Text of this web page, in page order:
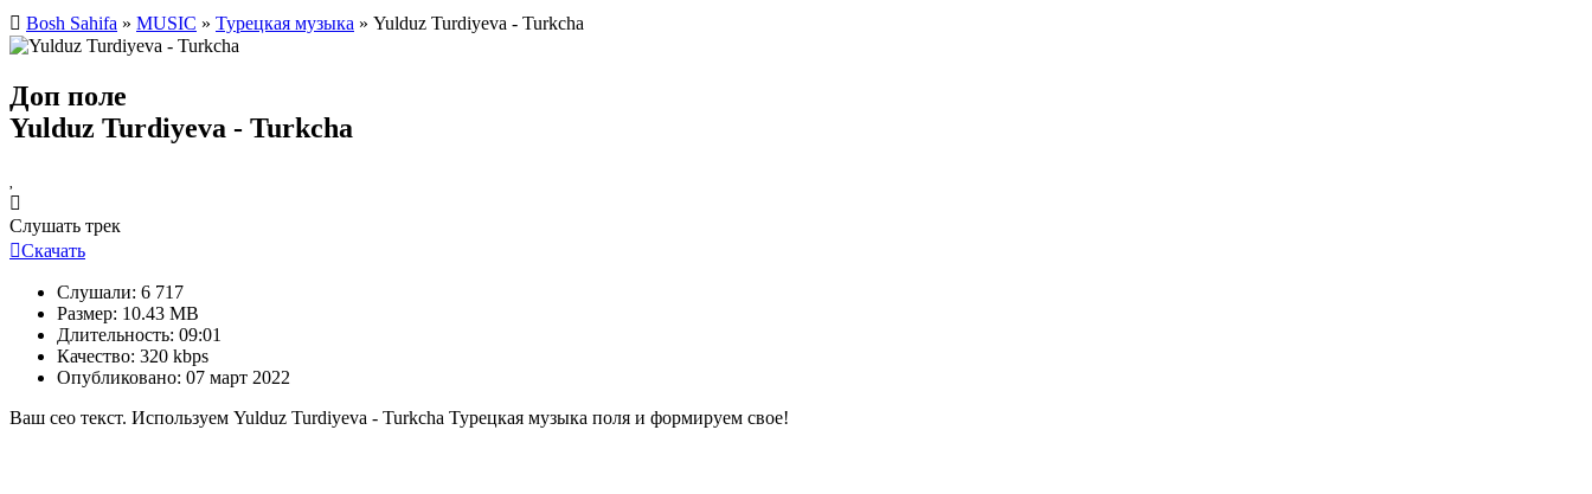
Bosh Sahifa » MUSIC » Турецкая музыка » Yulduz Turdiyeva - Turkcha
Доп поле
Yulduz Turdiyeva - Turkcha
Слушать трек
Скачать
Слушали: 6 717
Размер: 10.43 MB
Длительность: 09:01
Качество: 320 kbps
Опубликовано: 07 март 2022
Ваш сео текст. Используем Yulduz Turdiyeva - Turkcha Турецкая музыка поля и формируем свое!